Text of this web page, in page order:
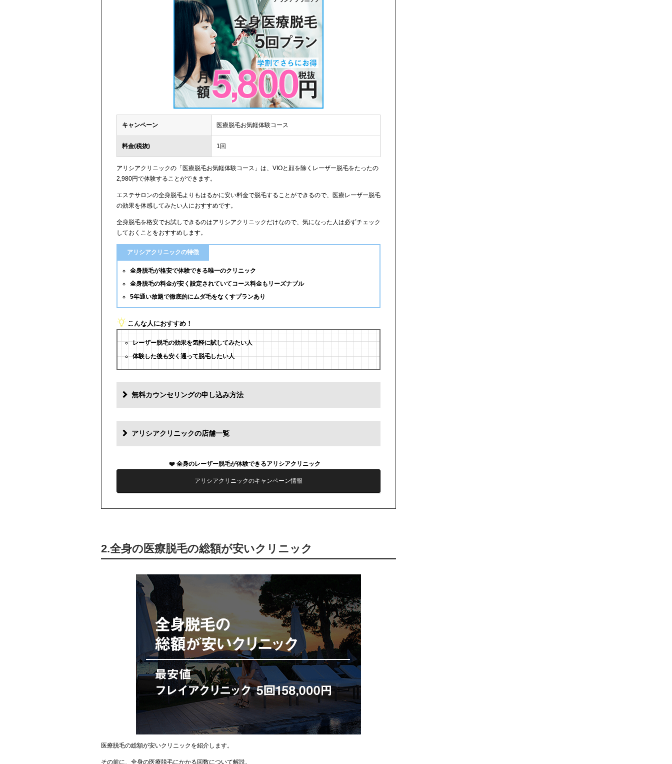
キャンペーン 医療脱毛お気軽体験コース
料金(税抜) 1回
アリシアクリニックの「医療脱毛お気軽体験コース」は、VIOと顔を除くレーザー脱毛をたったの
2,980円で体験することができます。
エステサロンの全身脱毛よりもはるかに安い料金で脱毛することができるので、医療レーザー脱毛
の効果を体感してみたい人におすすめです。
全身脱毛を格安でお試しできるのはアリシアクリニックだけなので、気になった人は必ずチェック
しておくことをおすすめします。
アリシアクリニックの特徴
全身脱毛が格安で体験できる唯一のクリニック
全身脱毛の料金が安く設定されていてコース料金もリーズナブル
5年通い放題で徹底的にムダ毛をなくすプランあり
こんな人におすすめ！
レーザー脱毛の効果を気軽に試してみたい人
体験した後も安く通って脱毛したい人
無料カウンセリングの申し込み方法
アリシアクリニックの店舗一覧
全身のレーザー脱毛が体験できるアリシアクリニック
アリシアクリニックのキャンペーン情報
2.全身の医療脱毛の総額が安いクリニック
医療脱毛の総額が安いクリニックを紹介します。
その前に、全身の医療脱毛にかかる回数について解説。